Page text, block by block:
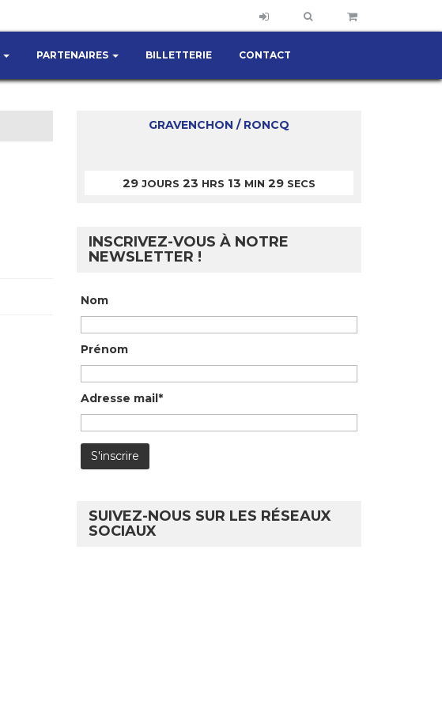
PARTENAIRES BILLETTERIE CONTACT
GRAVENCHON / RONCQ
29 JOURS 23 HRS 13 MIN 29 SECS
INSCRIVEZ-VOUS À NOTRE
NEWSLETTER !
Nom
Prénom
Adresse mail*
SUIVEZ-NOUS SUR LES RÉSEAUX
SOCIAUX